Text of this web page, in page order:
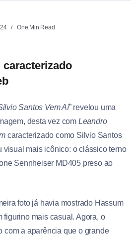
One Min Read
caracterizado
Santos Vem Aí” revelou uma
desta vez com Leandro
caracterizado como Silvio Santos
visual mais icônico: o clássico terno
Sennheiser MD405 preso ao
foto já havia mostrado Hassum
figurino mais casual. Agora, o
com a aparência que o grande